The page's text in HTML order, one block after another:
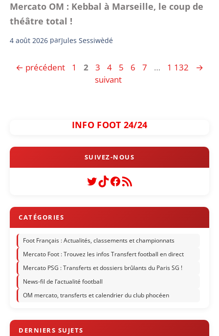
Mercato OM : Kebbal à Marseille, le coup de
théâtre total !
4 août 2026 parJules Sessiwèdé
← précédent Page
1 Page
2 Page
3 Page
4 Page
5 Page
6 Page
7 … Page
1 132
→
suivant
INFO FOOT 24/24
Twitter
TikTok
Facebook
Flux RSS
Foot Français : Actualités, classements et championnats
Mercato Foot : Trouvez les infos Transfert football en direct
Mercato PSG : Transferts et dossiers brûlants du Paris SG !
News-fil de l’actualité football
OM mercato, transferts et calendrier du club phocéen